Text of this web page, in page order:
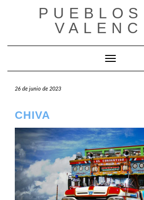
Cambiar
26 de junio de 2023
CHIVA